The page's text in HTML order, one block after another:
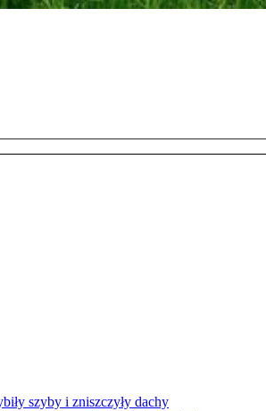
szyby i zniszczyły dachy